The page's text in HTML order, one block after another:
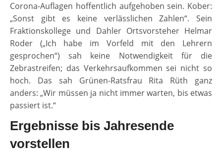
Corona-Auflagen hoffentlich aufgehoben sein. Kober:
„Sonst gibt es keine verlässlichen Zahlen“. Sein
Fraktionskollege und Dahler Ortsvorsteher Helmar
Roder („Ich habe im Vorfeld mit den Lehrern
gesprochen“) sah keine Notwendigkeit für die
Zebrastreifen; das Verkehrsaufkommen sei nicht so
hoch. Das sah Grünen-Ratsfrau Rita Rüth ganz
anders: „Wir müssen ja nicht immer warten, bis etwas
passiert ist.“
Ergebnisse bis Jahresende
vorstellen